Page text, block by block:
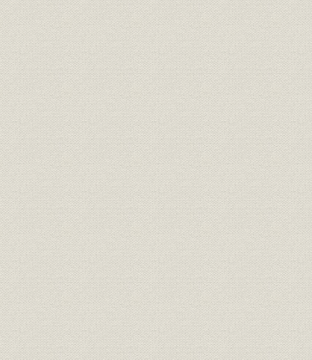
(3) 職員の採用と配置
3. 融資決定の仕組み
(1) 初期の融資手続
(2) 復興金融委員会幹事会の設置
(3) 復金の自主性と責任の所在
(4) 復金改革をめぐる論議
(5) 1949年2月の制度改革
4. 経済復興と政策金融
(1) 1946年度融資計画
(2) 1947年度融資計画
(3) 1948年度融資計画
(4) 赤字融資の停止
5. 政策金融の効果と経営実績